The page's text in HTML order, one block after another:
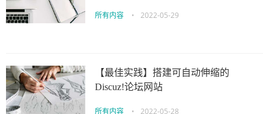
所有内容 • 2022-05-29
【最佳实践】搭建可自动伸缩的
Discuz!论坛网站
所有内容 • 2022-05-28